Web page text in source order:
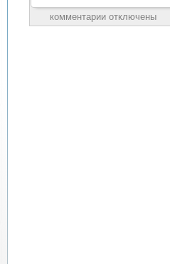
комментарии отключены